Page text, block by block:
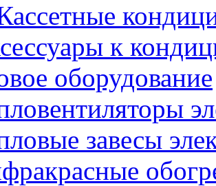
к
оборудование
завесы